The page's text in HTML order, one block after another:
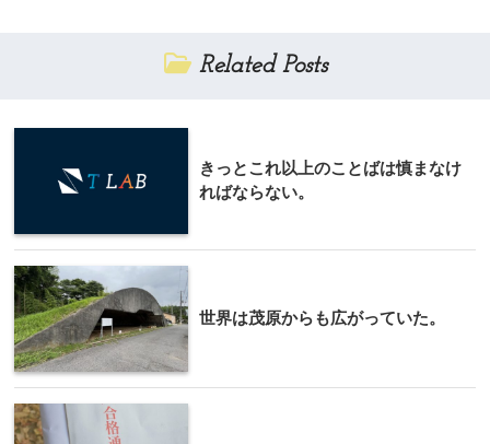
Related Posts
きっとこれ以上のことばは慎まなけ
ればならない。
世界は茂原からも広がっていた。